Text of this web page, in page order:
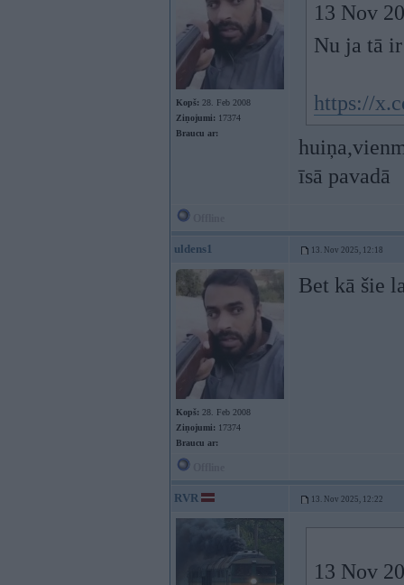
Kopš: 28. Feb 2008
Ziņojumi: 17374
Braucu ar:
13 Nov
Nu ja tā
https://
īsā pavadā
uldens1 13. Nov 2025, 12:18
Kopš: 28. Feb 2008
Ziņojumi: 17374
Braucu ar:
Bet kā šie
RVR 13. Nov 2025, 12:22
13 Nov